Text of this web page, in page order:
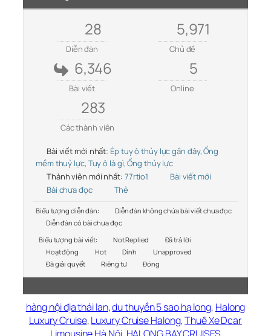
28
Diễn đàn
5,971
Chủ đề
6,346
Bài viết
5
Online
283
Các thành viên
Bài viết mới nhất: Ép tuy ô thủy lực gần đây, Ống
mềm thuỷ lực, Tuy ô là gì, Ống thủy lực
Thành viên mới nhất: 77rtio1
Bài viết mới
Bài chưa đọc
Thẻ
Biểu tượng diễn đàn:
Diễn đàn không chứa bài viết chưa đọc
Diễn đàn có bài chưa đọc
Biểu tượng bài viết:
Not Replied
Đã trả lời
Hoạt động
Hot Dính
Unapproved
Đã giải quyết
Riêng tư Đóng
hàng nội địa thái lan,du thuyền 5 sao hạ long, Halong
Luxury Cruise,Luxury Cruise Halong,Thuê Xe Dcar